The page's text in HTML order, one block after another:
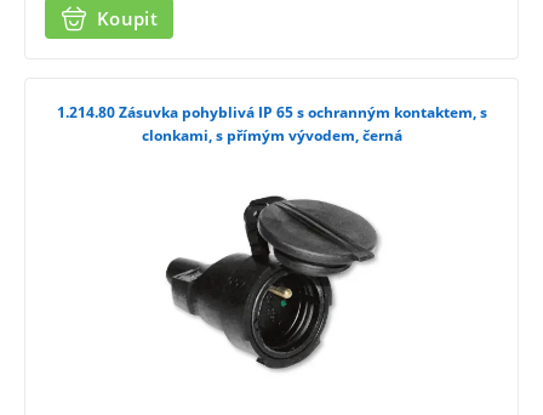
Koupit
1.214.80 Zásuvka pohyblivá IP 65 s ochranným kontaktem, s
clonkami, s přímým vývodem, černá